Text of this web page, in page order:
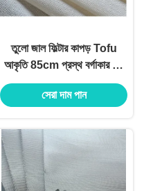
তুলো জাল ফিল্টার কাপড় Tofu
আকৃতি 85cm প্রস্থ বর্গাকার গর্ত
আকার
সেরা দাম পান